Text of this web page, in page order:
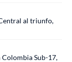
al triunfo,
Colombia Sub-17,